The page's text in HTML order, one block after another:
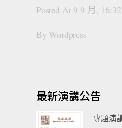
Posted At 9 9 月,
By Wordpress
最新演講公告
專題演